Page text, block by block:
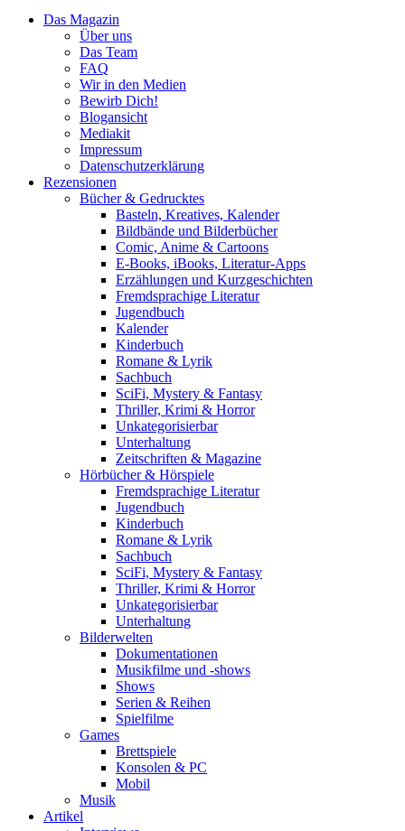
Das Magazin
Über uns
Das Team
FAQ
Wir in den Medien
Bewirb Dich!
Blogansicht
Mediakit
Impressum
Datenschutzerklärung
Rezensionen
Bücher & Gedrucktes
Basteln, Kreatives, Kalender
Bildbände und Bilderbücher
Comic, Anime & Cartoons
E-Books, iBooks, Literatur-Apps
Erzählungen und Kurzgeschichten
Fremdsprachige Literatur
Jugendbuch
Kalender
Kinderbuch
Romane & Lyrik
Sachbuch
SciFi, Mystery & Fantasy
Thriller, Krimi & Horror
Unkategorisierbar
Unterhaltung
Zeitschriften & Magazine
Hörbücher & Hörspiele
Fremdsprachige Literatur
Jugendbuch
Kinderbuch
Romane & Lyrik
Sachbuch
SciFi, Mystery & Fantasy
Thriller, Krimi & Horror
Unkategorisierbar
Unterhaltung
Bilderwelten
Dokumentationen
Musikfilme und -shows
Shows
Serien & Reihen
Spielfilme
Games
Brettspiele
Konsolen & PC
Mobil
Musik
Artikel